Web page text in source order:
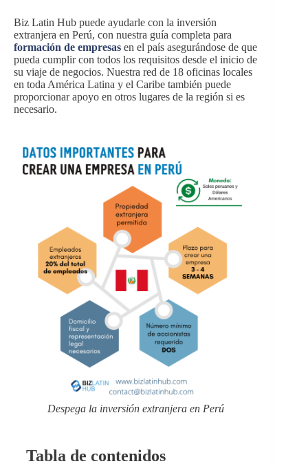
Biz Latin Hub puede ayudarle con la inversión
extranjera en Perú, con nuestra guía completa para
formación de empresas en el país asegurándose de que
pueda cumplir con todos los requisitos desde el inicio de
su viaje de negocios. Nuestra red de 18 oficinas locales
en toda América Latina y el Caribe también puede
proporcionar apoyo en otros lugares de la región si es
necesario.
Despega la inversión extranjera en Perú
Tabla de contenidos